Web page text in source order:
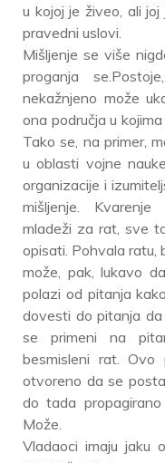
u kojoj je živeo, ali
pravedni uslovi.
Mišljenje se više
proganja
nekažnjeno može
ona područja u
Tako se, na primer,
u oblasti vojne
organizacije i
mišljenje. Kvarenje
mladeži za rat, sve
opisati. Pohvala ratu,
može, pak, lukavo
polazi od pitanja
dovesti do pitanja
se primeni na
besmisleni rat.
otvoreno da se
do tada
Može.
Vladaoci imaju jaku